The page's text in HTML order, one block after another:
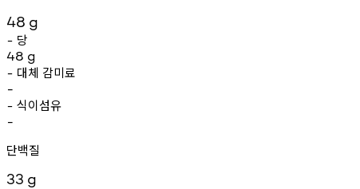
48 g
- 당
48 g
- 대체 감미료
-
- 식이섬유
-
단백질
33 g